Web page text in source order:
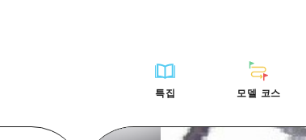
특집
모델 코스
기준
역사/문화
Hiroshima Moshimo Travel
아키(安芸)
빈고(備後)
히로시마시 주변
아키(安芸)
외국인 여행자용 거리 관광안내소
자원봉사 가이드